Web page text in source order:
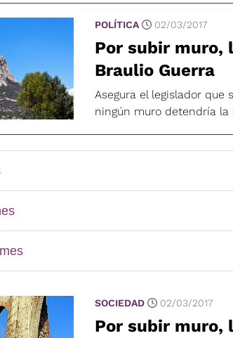
POLÍTICA 02/03/2017
Por subir muro,
Braulio Guerra
Asegura el legislador
ningún muro detendría la
SOCIEDAD 02/03/2017
Por subir muro,